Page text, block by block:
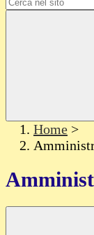
Home >